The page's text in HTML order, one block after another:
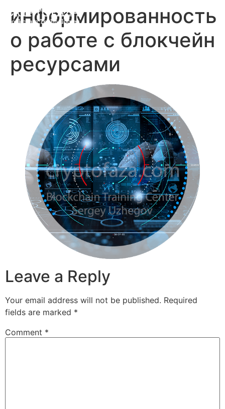
информированность
о работе с блокчейн
ресурсами
Leave a Reply
Your email address will not be published. Required
fields are marked *
Comment *